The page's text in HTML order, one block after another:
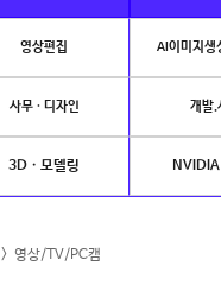
영상편집 AI이미지생
사무 · 디자인 개발.
3D · 모델링
> 영상/TV/PC캠